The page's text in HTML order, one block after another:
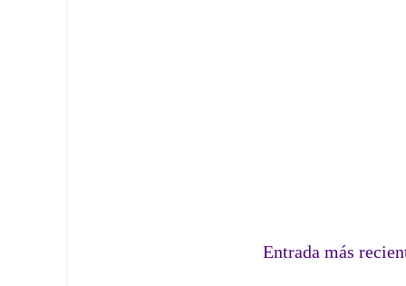
Entrada más